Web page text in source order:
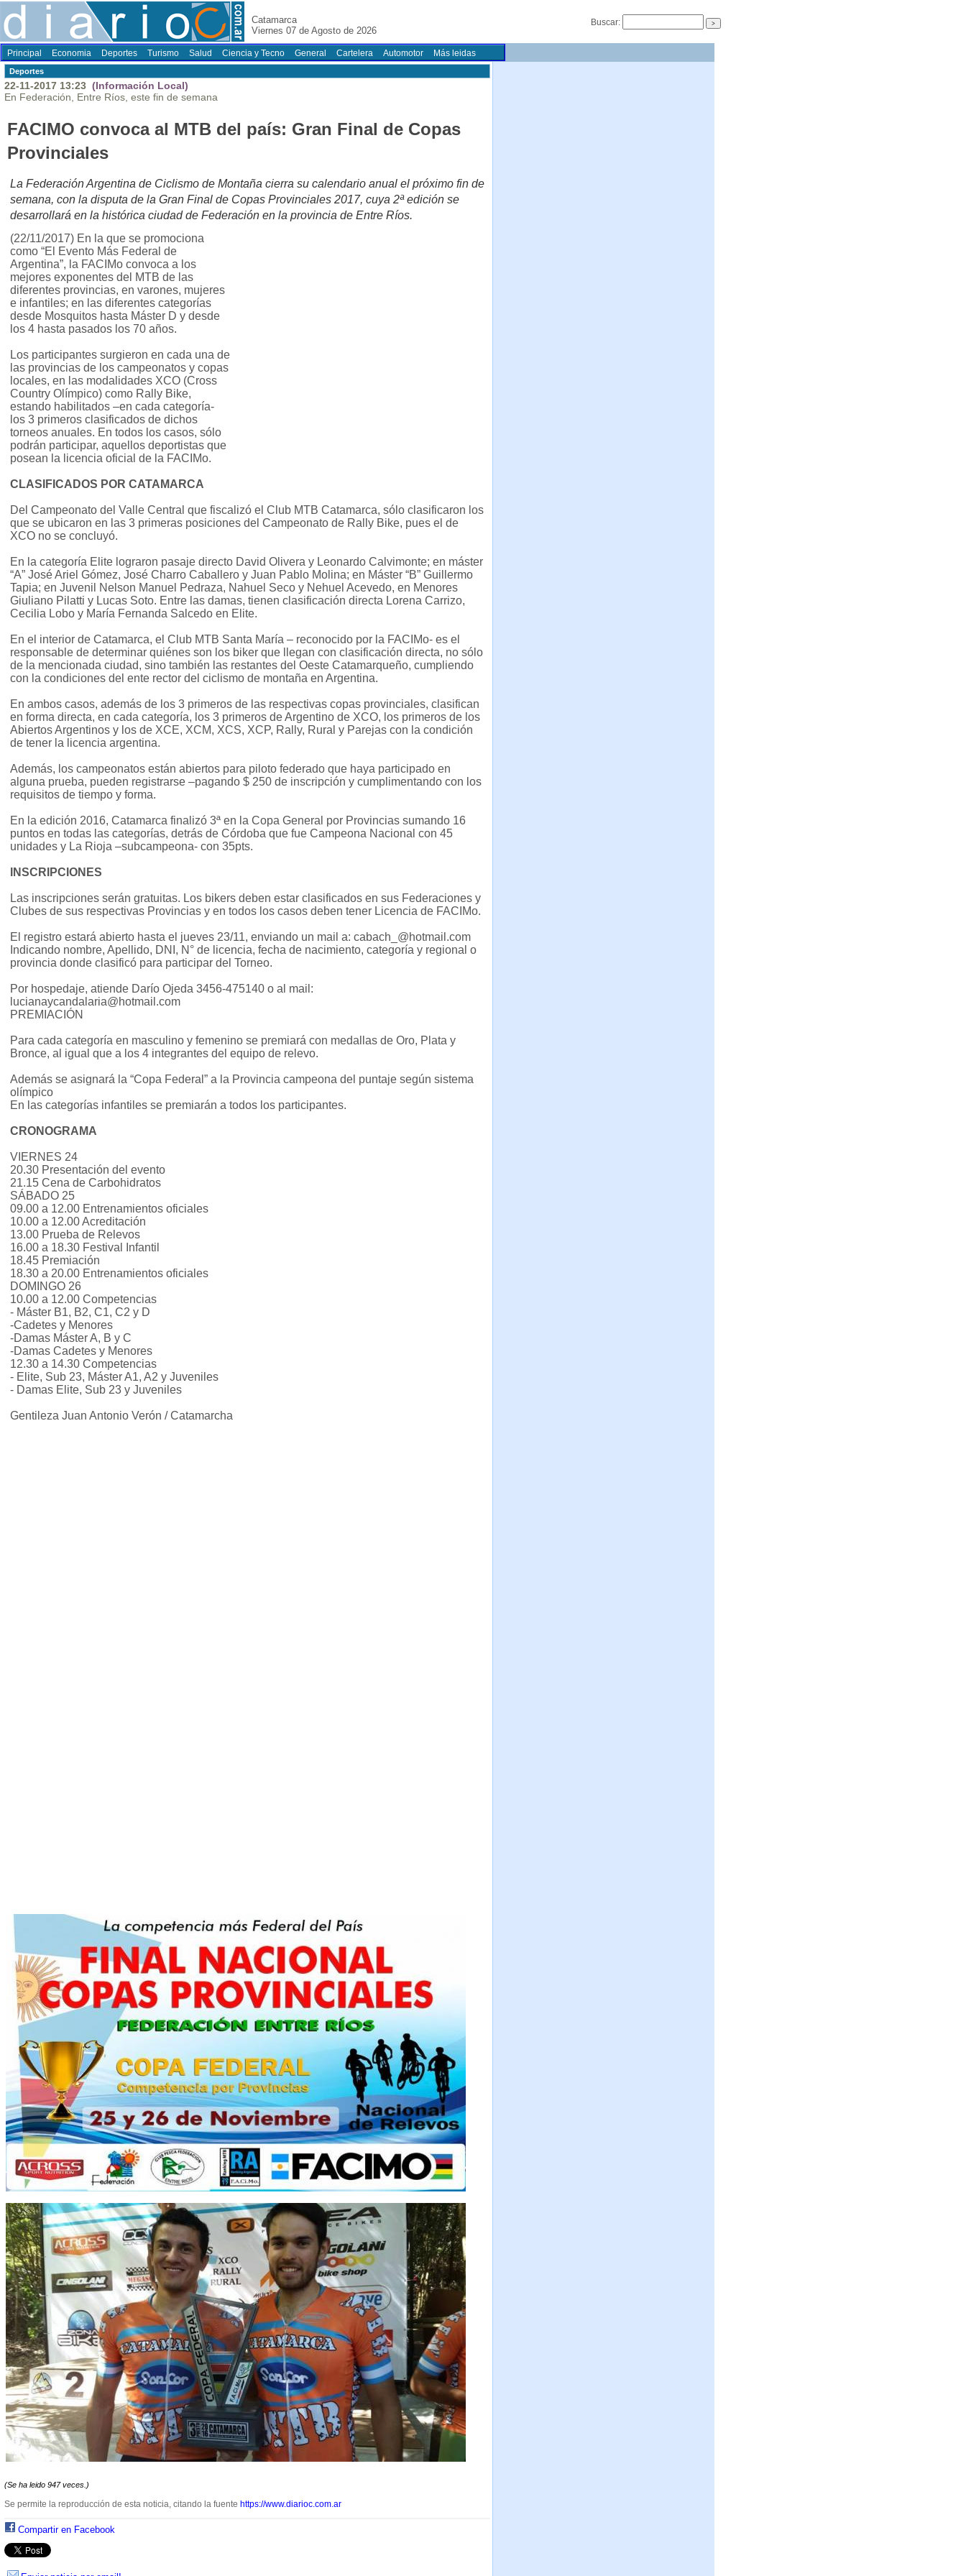
Catamarca
Viernes 07 de Agosto de 2026
Buscar:
Principal Economia Deportes Turismo Salud Ciencia y Tecno General Cartelera Automotor Más leidas
Deportes
22-11-2017 13:23 (Información Local)
En Federación, Entre Ríos, este fin de semana
FACIMO convoca al MTB del país: Gran Final de Copas
Provinciales
La Federación Argentina de Ciclismo de Montaña cierra su calendario anual el próximo fin de
semana, con la disputa de la Gran Final de Copas Provinciales 2017, cuya 2ª edición se
desarrollará en la histórica ciudad de Federación en la provincia de Entre Ríos.
(22/11/2017) En la que se promociona
como “El Evento Más Federal de
Argentina”, la FACIMo convoca a los
mejores exponentes del MTB de las
diferentes provincias, en varones, mujeres
e infantiles; en las diferentes categorías
desde Mosquitos hasta Máster D y desde
los 4 hasta pasados los 70 años.
Los participantes surgieron en cada una de
las provincias de los campeonatos y copas
locales, en las modalidades XCO (Cross
Country Olímpico) como Rally Bike,
estando habilitados –en cada categoría-
los 3 primeros clasificados de dichos
torneos anuales. En todos los casos, sólo
podrán participar, aquellos deportistas que
posean la licencia oficial de la FACIMo.
CLASIFICADOS POR CATAMARCA
Del Campeonato del Valle Central que fiscalizó el Club MTB Catamarca, sólo clasificaron los
que se ubicaron en las 3 primeras posiciones del Campeonato de Rally Bike, pues el de
XCO no se concluyó.
En la categoría Elite lograron pasaje directo David Olivera y Leonardo Calvimonte; en máster
“A” José Ariel Gómez, José Charro Caballero y Juan Pablo Molina; en Máster “B” Guillermo
Tapia; en Juvenil Nelson Manuel Pedraza, Nahuel Seco y Nehuel Acevedo, en Menores
Giuliano Pilatti y Lucas Soto. Entre las damas, tienen clasificación directa Lorena Carrizo,
Cecilia Lobo y María Fernanda Salcedo en Elite.
En el interior de Catamarca, el Club MTB Santa María – reconocido por la FACIMo- es el
responsable de determinar quiénes son los biker que llegan con clasificación directa, no sólo
de la mencionada ciudad, sino también las restantes del Oeste Catamarqueño, cumpliendo
con la condiciones del ente rector del ciclismo de montaña en Argentina.
En ambos casos, además de los 3 primeros de las respectivas copas provinciales, clasifican
en forma directa, en cada categoría, los 3 primeros de Argentino de XCO, los primeros de los
Abiertos Argentinos y los de XCE, XCM, XCS, XCP, Rally, Rural y Parejas con la condición
de tener la licencia argentina.
Además, los campeonatos están abiertos para piloto federado que haya participado en
alguna prueba, pueden registrarse –pagando $ 250 de inscripción y cumplimentando con los
requisitos de tiempo y forma.
En la edición 2016, Catamarca finalizó 3ª en la Copa General por Provincias sumando 16
puntos en todas las categorías, detrás de Córdoba que fue Campeona Nacional con 45
unidades y La Rioja –subcampeona- con 35pts.
INSCRIPCIONES
Las inscripciones serán gratuitas. Los bikers deben estar clasificados en sus Federaciones y
Clubes de sus respectivas Provincias y en todos los casos deben tener Licencia de FACIMo.
El registro estará abierto hasta el jueves 23/11, enviando un mail a: cabach_@hotmail.com
Indicando nombre, Apellido, DNI, N° de licencia, fecha de nacimiento, categoría y regional o
provincia donde clasificó para participar del Torneo.
Por hospedaje, atiende Darío Ojeda 3456-475140 o al mail:
lucianaycandalaria@hotmail.com
PREMIACIÓN
Para cada categoría en masculino y femenino se premiará con medallas de Oro, Plata y
Bronce, al igual que a los 4 integrantes del equipo de relevo.
Además se asignará la “Copa Federal” a la Provincia campeona del puntaje según sistema
olímpico
En las categorías infantiles se premiarán a todos los participantes.
CRONOGRAMA
VIERNES 24
20.30 Presentación del evento
21.15 Cena de Carbohidratos
SÁBADO 25
09.00 a 12.00 Entrenamientos oficiales
10.00 a 12.00 Acreditación
13.00 Prueba de Relevos
16.00 a 18.30 Festival Infantil
18.45 Premiación
18.30 a 20.00 Entrenamientos oficiales
DOMINGO 26
10.00 a 12.00 Competencias
- Máster B1, B2, C1, C2 y D
-Cadetes y Menores
-Damas Máster A, B y C
-Damas Cadetes y Menores
12.30 a 14.30 Competencias
- Elite, Sub 23, Máster A1, A2 y Juveniles
- Damas Elite, Sub 23 y Juveniles
Gentileza Juan Antonio Verón / Catamarcha
(Se ha leido 947 veces.)
Se permite la reproducción de esta noticia, citando la fuente https://www.diarioc.com.ar
Compartir en Facebook